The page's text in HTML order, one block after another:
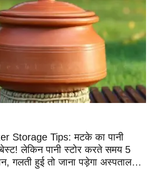
Storage Tips: मटके का पानी
लेकिन पानी स्टोर करते समय 5
गलती हुई तो जाना पड़ेगा अस्पताल…